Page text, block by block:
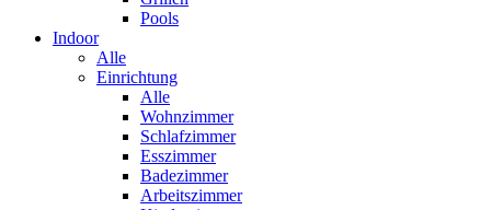
Pools
Indoor
Alle
Einrichtung
Alle
Wohnzimmer
Schlafzimmer
Esszimmer
Badezimmer
Arbeitszimmer